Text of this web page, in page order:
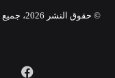
© حقوق النشر 2026، جميع الحقوق محفوظة |